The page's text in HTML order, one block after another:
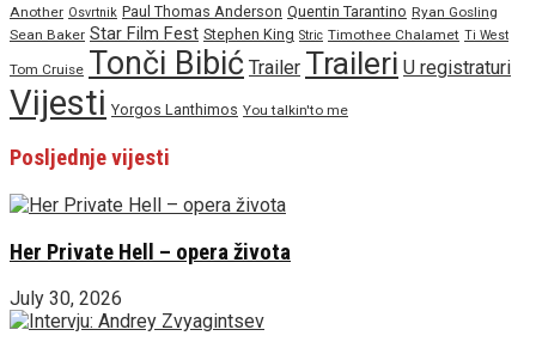
Another Osvrtnik Paul Thomas Anderson Quentin Tarantino Ryan Gosling
Sean Baker Star Film Fest Stephen King Stric Timothee Chalamet Ti West
Tom Cruise Tonči Bibić Trailer Traileri U registraturi
Vijesti Yorgos Lanthimos You talkin'to me
Posljednje vijesti
Her Private Hell – opera života
July 30, 2026